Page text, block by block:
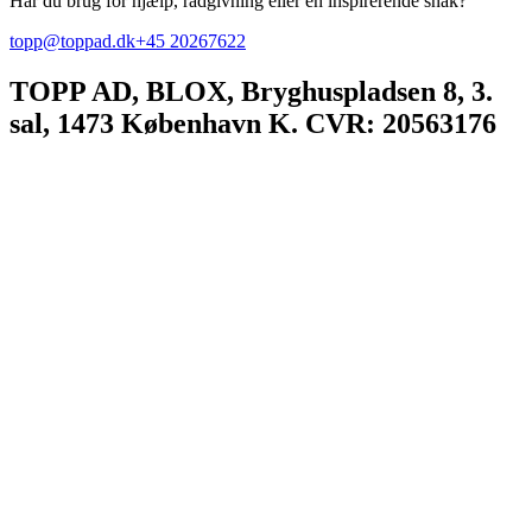
topp@toppad.dk+45 20267622
TOPP AD, BLOX, Bryghuspladsen 8, 3.
sal, 1473 København K. CVR: 20563176